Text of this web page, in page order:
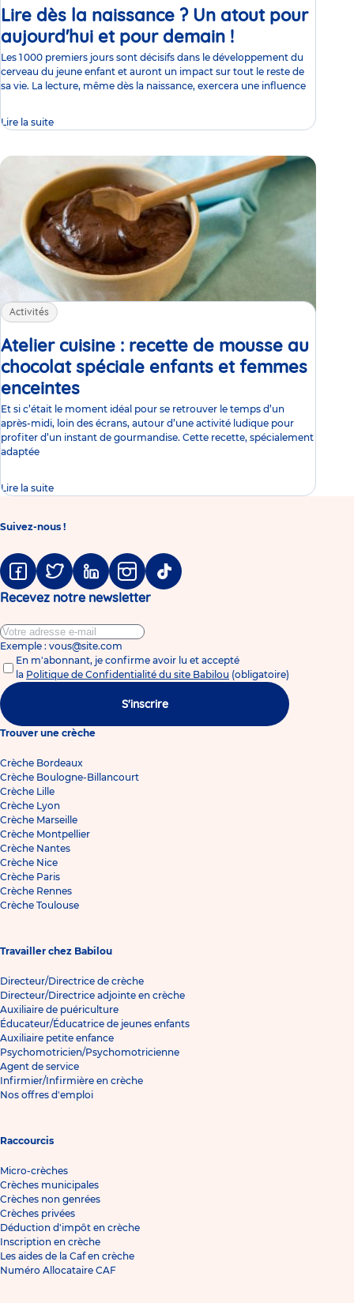
Lire dès la naissance ? Un atout pour
aujourd'hui et pour demain !
Les 1 000 premiers jours sont décisifs dans le développement du
cerveau du jeune enfant et auront un impact sur tout le reste de
sa vie. La lecture, même dès la naissance, exercera une influence
Lire la suite
Activités
Atelier cuisine : recette de mousse au
chocolat spéciale enfants et femmes
enceintes
Et si c’était le moment idéal pour se retrouver le temps d’un
après-midi, loin des écrans, autour d’une activité ludique pour
profiter d’un instant de gourmandise. Cette recette, spécialement
adaptée
Lire la suite
Suivez-nous !
FacebookTwitter LinkedinInstagramTiktok
Recevez notre newsletter
Exemple : vous@site.com
En m'abonnant, je confirme avoir lu et accepté
la Politique de Confidentialité du site Babilou (obligatoire)
S'inscrire
Trouver une crèche
Crèche Bordeaux
Crèche Boulogne-Billancourt
Crèche Lille
Crèche Lyon
Crèche Marseille
Crèche Montpellier
Crèche Nantes
Crèche Nice
Crèche Paris
Crèche Rennes
Crèche Toulouse
Travailler chez Babilou
Directeur/Directrice de crèche
Directeur/Directrice adjointe en crèche
Auxiliaire de puériculture
Éducateur/Éducatrice de jeunes enfants
Auxiliaire petite enfance
Psychomotricien/Psychomotricienne
Agent de service
Infirmier/Infirmière en crèche
Nos offres d'emploi
Raccourcis
Micro-crèches
Crèches municipales
Crèches non genrées
Crèches privées
Déduction d'impôt en crèche
Inscription en crèche
Les aides de la Caf en crèche
Numéro Allocataire CAF